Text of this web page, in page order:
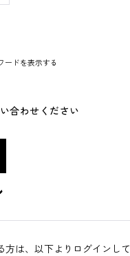
ードを表示する
合わせください
方は、以下よりログインして